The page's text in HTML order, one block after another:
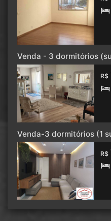
Venda - 3 dormitórios
R$
Venda-3 dormitórios (1
R$